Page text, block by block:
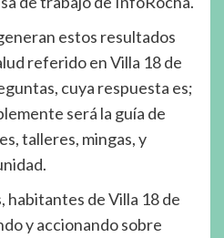
estos resultados
referido en Villa 18 de
cuya respuesta es;
será la guía de
talleres, mingas, y
habitantes de Villa 18 de
y accionando sobre